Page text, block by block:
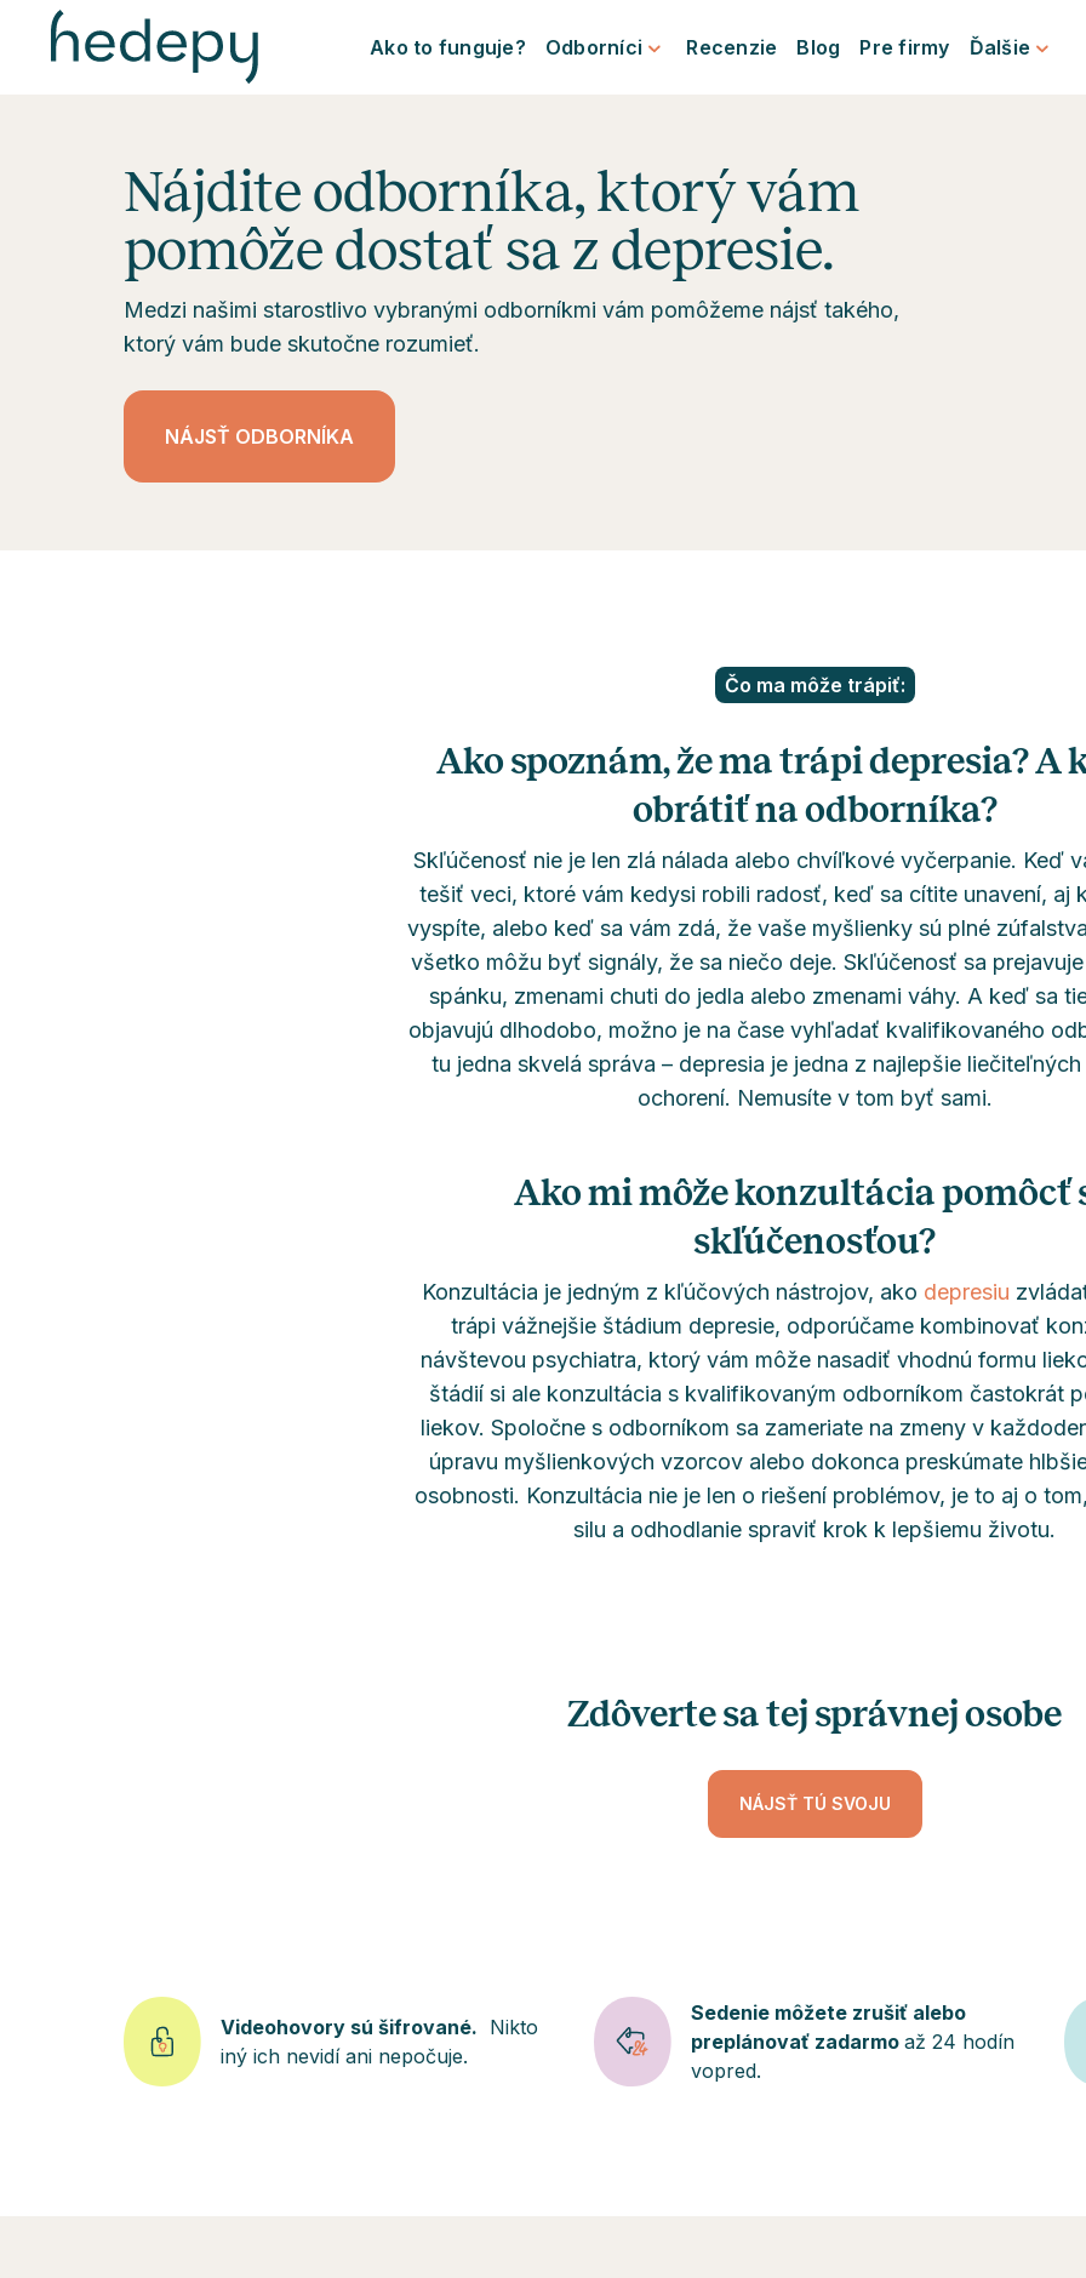
Ako to funguje? Odborníci Recenzie Blog Pre firmy Ďalšie
Nájdite odborníka, ktorý vám
pomôže dostať sa z depresie.
Medzi našimi starostlivo vybranými odborníkmi vám pomôžeme nájsť takého,
ktorý vám bude skutočne rozumieť.
NÁJSŤ ODBORNÍKA
Čo ma môže trápiť:
Ako spoznám, že ma trápi depresia? A
obrátiť na odborníka?
Skľúčenosť nie je len zlá nálada alebo chvíľkové vyčerpanie. Keď
tešiť veci, ktoré vám kedysi robili radosť, keď sa cítite unavení, aj
vyspíte, alebo keď sa vám zdá, že vaše myšlienky sú plné
všetko môžu byť signály, že sa niečo deje. Skľúčenosť sa
spánku, zmenami chuti do jedla alebo zmenami váhy. A keď sa
objavujú dlhodobo, možno je na čase vyhľadať kvalifikovaného
tu jedna skvelá správa – depresia je jedna z najlepšie
ochorení. Nemusíte v tom byť sami.
Ako mi môže konzultácia pomôcť
skľúčenosťou?
Konzultácia je jedným z kľúčových nástrojov, ako depresiu
trápi vážnejšie štádium depresie, odporúčame kombinovať
návštevou psychiatra, ktorý vám môže nasadiť vhodnú formu
štádií si ale konzultácia s kvalifikovaným odborníkom častokrát
liekov. Spoločne s odborníkom sa zameriate na zmeny v
úpravu myšlienkových vzorcov alebo dokonca preskúmate
osobnosti. Konzultácia nie je len o riešení problémov, je to aj o
silu a odhodlanie spraviť krok k lepšiemu životu.
Zdôverte sa tej správnej osobe
NÁJSŤ TÚ SVOJU
Videohovory sú šifrované. Nikto
iný ich nevidí ani nepočuje.
Sedenie môžete zrušiť alebo
preplánovať zadarmo až 24 hodín
vopred.